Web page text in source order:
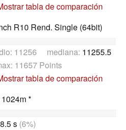
tabla de comparación
R10 Rend. Single (64bit)
11256 mediana: 11255.5
11657 Points
tabla de comparación
*
s(6%)